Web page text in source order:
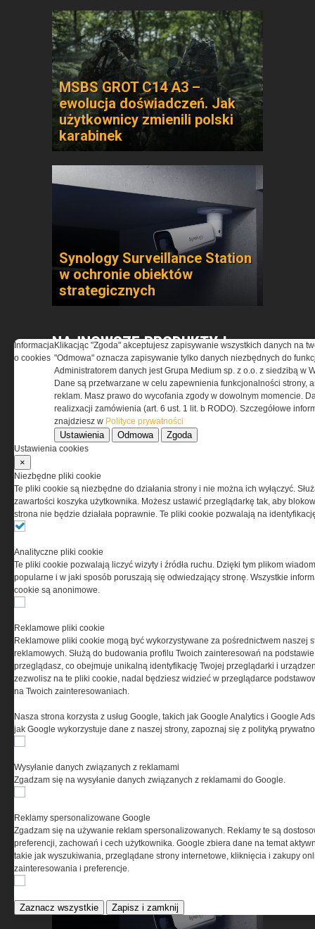
MSBS GROT C14 A3 –
ewolucja doświadczeń. Jak
użytkownicy zmienili polski
karabinek
Synology Surveillance Station
w ochronie obiektów
strategicznych
NAJNOWSZE PRODUKTY I
TECHNOLOGIE
Retraktory Gear Keeper –
dlaczego coraz częściej
zastępują klasyczne smycze
taktyczne?
uzyskaniu pozwolenia – co
mówi prawo i jak wybrać
właściwy sprzęt
BOSP Taras Low
Informacja
o cookies
Klikacjąc "Zgoda" akceptujesz zapisywanie wszystkich danych na
"Odmowa" oznacza zapisywanie tylko danych niezbędnych do
Administratorem danych jest Grupa Medium sp. z o.o. z siedzibą w
Dane są przetwarzane w celu zapewnienia funkcjonalności strony,
reklam. Masz prawo do wycofania zgody w dowolnym momencie.
realizxacji zamówienia (art. 6 ust. 1 lit. b RODO). Szczegółowe
znajdziesz w Polityce prywatności
Ustawienia Odmowa Zgoda
Ustawienia cookies
×
Niezbędne pliki cookie
Te pliki cookie są niezbędne do działania strony i nie można ich wyłączyć.
zawartości koszyka użytkownika. Możesz ustawić przeglądarkę tak, aby
strona nie będzie działała poprawnie. Te pliki cookie pozwalają na
Analityczne pliki cookie
Te pliki cookie pozwalają liczyć wizyty i źródła ruchu. Dzięki tym plikom
popularne i w jaki sposób poruszają się odwiedzający stronę. Wszystkie
cookie są anonimowe.
Reklamowe pliki cookie
Reklamowe pliki cookie mogą być wykorzystywane za pośrednictwem naszej
reklamowych. Służą do budowania profilu Twoich zainteresowań na
przeglądasz, co obejmuje unikalną identyfikację Twojej przeglądarki i
zezwolisz na te pliki cookie, nadal będziesz widzieć w przeglądarce
na Twoich zainteresowaniach.
Nasza strona korzysta z usług Google, takich jak Google Analytics i Google
jak Google wykorzystuje dane z naszej strony, zapoznaj się z polityką
Wysyłanie danych związanych z reklamami
Zgadzam się na wysyłanie danych związanych z reklamami do Google.
Reklamy spersonalizowane Google
Zgadzam się na używanie reklam spersonalizowanych. Reklamy te są
preferencji, zachowań i cech użytkownika. Google zbiera dane na temat
takie jak wyszukiwania, przeglądane strony internetowe, kliknięcia i zakupy
zainteresowania i preferencje.
Zaznacz wszystkie Zapisz i zamknij